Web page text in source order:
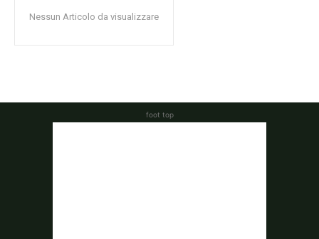
Nessun Articolo da visualizzare
foot top